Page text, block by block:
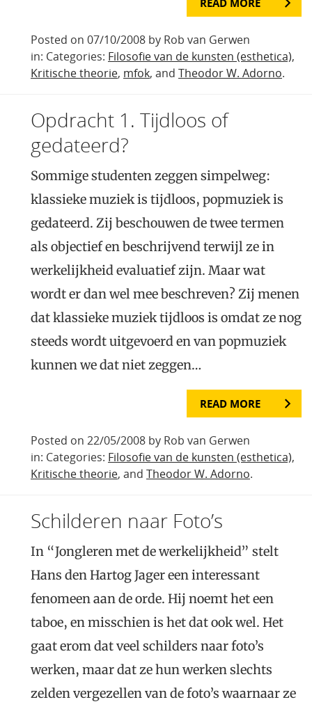
Posted on 07/10/2008 by Rob van Gerwen
in: Categories: Filosofie van de kunsten (esthetica),
Kritische theorie, mfok, and Theodor W. Adorno.
Opdracht 1. Tijdloos of
gedateerd?
Sommige studenten zeggen simpelweg:
klassieke muziek is tijdloos, popmuziek is
gedateerd. Zij beschouwen de twee termen
als objectief en beschrijvend terwijl ze in
werkelijkheid evaluatief zijn. Maar wat
wordt er dan wel mee beschreven? Zij menen
dat klassieke muziek tijdloos is omdat ze nog
steeds wordt uitgevoerd en van popmuziek
kunnen we dat niet zeggen…
READ MORE
Posted on 22/05/2008 by Rob van Gerwen
in: Categories: Filosofie van de kunsten (esthetica),
Kritische theorie, and Theodor W. Adorno.
Schilderen naar Foto’s
In “Jongleren met de werkelijkheid” stelt
Hans den Hartog Jager een interessant
fenomeen aan de orde. Hij noemt het een
taboe, en misschien is het dat ook wel. Het
gaat erom dat veel schilders naar foto’s
werken, maar dat ze hun werken slechts
zelden vergezellen van de foto’s waarnaar ze